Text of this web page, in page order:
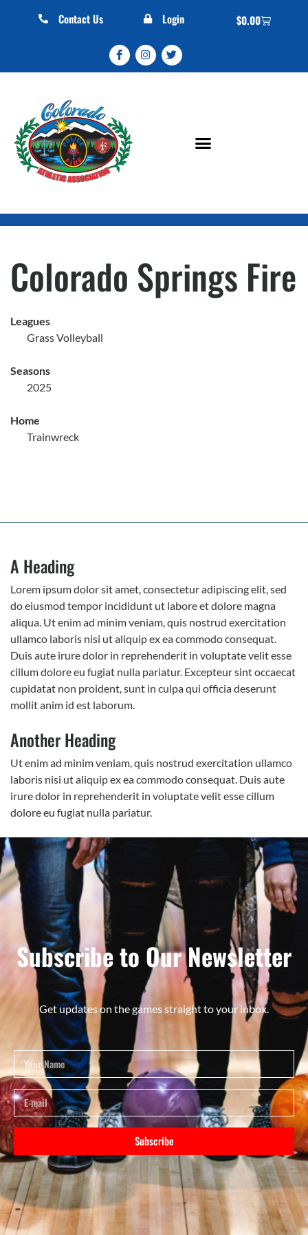
Contact Us Login $0.00
Colorado Springs Fire
Leagues
Grass Volleyball
Seasons
2025
Home
Trainwreck
A Heading
Lorem ipsum dolor sit amet, consectetur adipiscing elit, sed
do eiusmod tempor incididunt ut labore et dolore magna
aliqua. Ut enim ad minim veniam, quis nostrud exercitation
ullamco laboris nisi ut aliquip ex ea commodo consequat.
Duis aute irure dolor in reprehenderit in voluptate velit esse
cillum dolore eu fugiat nulla pariatur. Excepteur sint occaecat
cupidatat non proident, sunt in culpa qui officia deserunt
mollit anim id est laborum.
Another Heading
Ut enim ad minim veniam, quis nostrud exercitation ullamco
laboris nisi ut aliquip ex ea commodo consequat. Duis aute
irure dolor in reprehenderit in voluptate velit esse cillum
dolore eu fugiat nulla pariatur.
Subscribe to Our Newsletter
Get updates on the games straight to your inbox.
Subscribe